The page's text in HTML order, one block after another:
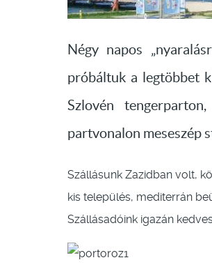
Négy napos
próbáltuk a legtöbbet
Szlovén
partvonalon meseszép
Szállásunk Zazidban volt,
kis település, mediterrán
Szállásadóink igazán